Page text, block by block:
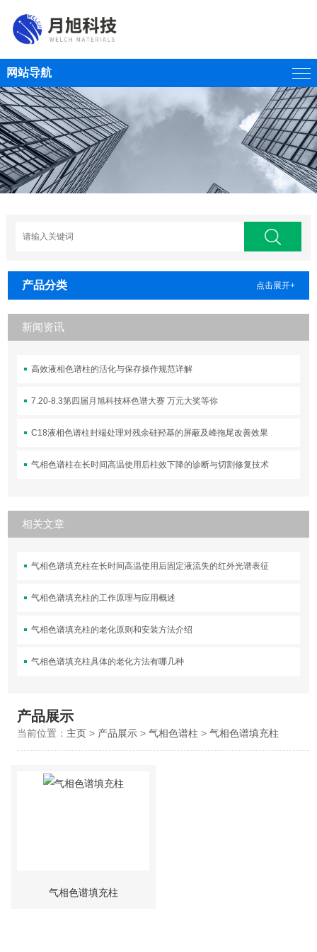
网站导航
产品分类 点击展开+
新闻资讯
高效液相色谱柱的活化与保存操作规范详解
7.20-8.3第四届月旭科技杯色谱大赛 万元大奖等你
C18液相色谱柱封端处理对残余硅羟基的屏蔽及峰拖尾改善效果
气相色谱柱在长时间高温使用后柱效下降的诊断与切割修复技术
相关文章
气相色谱填充柱在长时间高温使用后固定液流失的红外光谱表征
气相色谱填充柱的工作原理与应用概述
气相色谱填充柱的老化原则和安装方法介绍
气相色谱填充柱具体的老化方法有哪几种
产品展示
当前位置： 主页> 产品展示> 气相色谱柱 > 气相色谱填充柱
气相色谱填充柱